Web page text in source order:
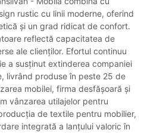
rustic cu linii moderne, oferind
și un grad ridicat de confort.
reflectă capacitatea de
ale clienților. Efortul continuu
a susținut extinderea companiei
livrând produse în peste 25 de
mobilei, firma desfășoară și
vânzarea utilajelor pentru
de textile pentru mobilier,
integrată a lanțului valoric în